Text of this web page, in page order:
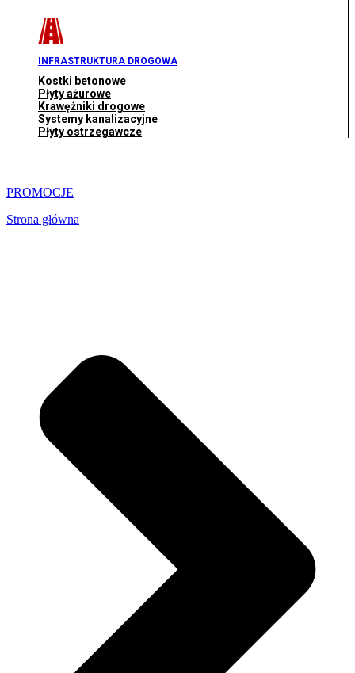
INFRASTRUKTURA DROGOWA
Kostki betonowe
Płyty ażurowe
Krawężniki drogowe
Systemy kanalizacyjne
Płyty ostrzegawcze
PROMOCJE
Strona główna